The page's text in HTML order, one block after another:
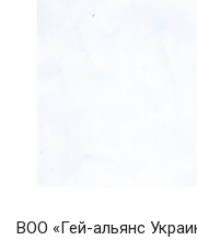
ВОО «Гей-альянс